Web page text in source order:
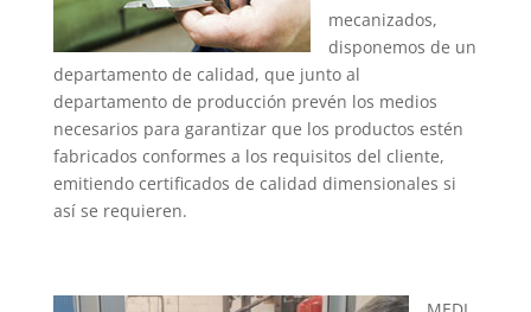
mecanizados,
disponemos de un
departamento de calidad, que junto al
departamento de producción prevén los medios
necesarios para garantizar que los productos estén
fabricados conformes a los requisitos del cliente,
emitiendo certificados de calidad dimensionales si
así se requieren.